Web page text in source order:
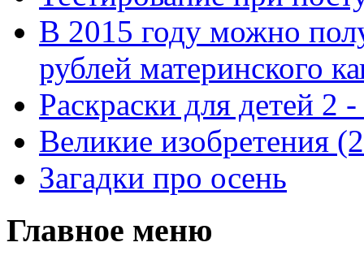
В 2015 году можно
рублей материнского
Раскраски для детей 2 -
Великие изобретения
Загадки про осень
Главное меню